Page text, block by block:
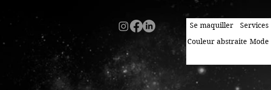
Se maquiller Services
Couleur abstraite Mode